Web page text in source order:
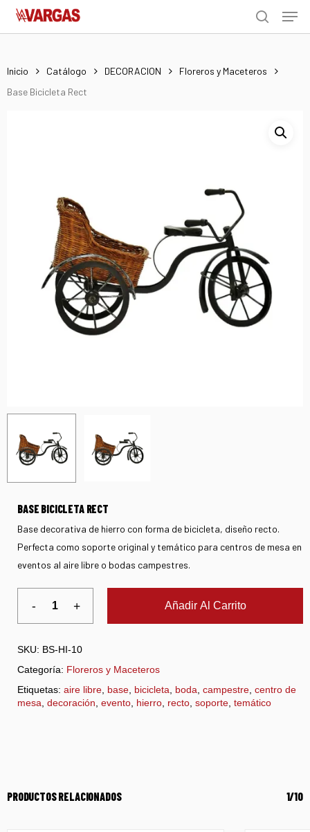
Skip
search
Menu
Inicio Catálogo DECORACION
Floreros y Maceteros
Base Bicicleta Rect
BASE BICICLETA RECT
Base decorativa de hierro con forma de bicicleta, diseño recto.
Perfecta como soporte original y temático para centros de mesa en
eventos al aire libre o bodas campestres.
Añadir Al Carrito
SKU: BS-HI-10
Categoría: Floreros y Maceteros
Etiquetas: aire libre base bicicleta boda campestre centro de
mesa decoración evento hierro recto soporte temático
PRODUCTOS RELACIONADOS 1/10